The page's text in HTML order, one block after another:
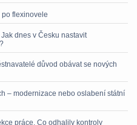
flexinovele
dnes v Česku nastavit
důvod obávat se nových
– modernizace nebo oslabení státní
práce. Co odhalily kontroly